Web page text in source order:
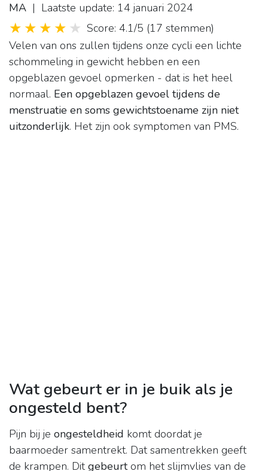
MA | Laatste update: 14 januari 2024
Score: 4.1/5 (17 stemmen)
Velen van ons zullen tijdens onze cycli een lichte
schommeling in gewicht hebben en een
opgeblazen gevoel opmerken - dat is het heel
normaal. Een opgeblazen gevoel tijdens de
menstruatie en soms gewichtstoename zijn niet
uitzonderlijk. Het zijn ook symptomen van PMS.
Wat gebeurt er in je buik als je
ongesteld bent?
Pijn bij je ongesteldheid komt doordat je
baarmoeder samentrekt. Dat samentrekken geeft
de krampen. Ditgebeurtom het slijmvlies van de